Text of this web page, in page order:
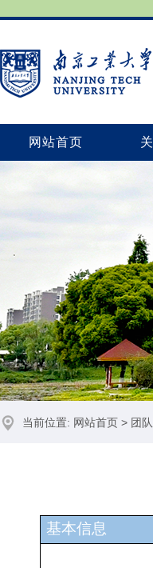
网站首页
当前位置: 网站首页 > 团
基本信息